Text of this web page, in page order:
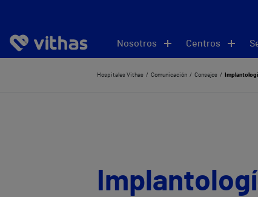
Nosotros Centros
Hospitales Vithas Comunicación Consejos